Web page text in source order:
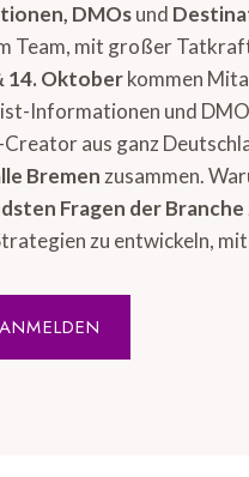
DMOsund
Team, mit großer
14. Oktoberkommen
Informationen und
aus ganz
Bremen zusammen.
Fragen der Branche
zu entwickeln,